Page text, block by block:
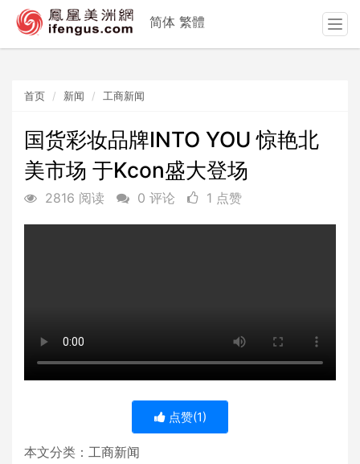
首页 新闻 工商新闻
国货彩妆品牌INTO YOU 惊艳北
美市场 于Kcon盛大登场
2816 阅读 0 评论 1 点赞
点赞(1)
本文分类： 工商新闻
简体 繁體
T
o
a